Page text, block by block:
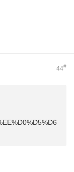
44#